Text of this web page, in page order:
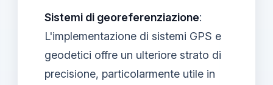
Sistemi di georeferenziazione:
L'implementazione di sistemi GPS e
geodetici offre un ulteriore strato di
precisione, particolarmente utile in